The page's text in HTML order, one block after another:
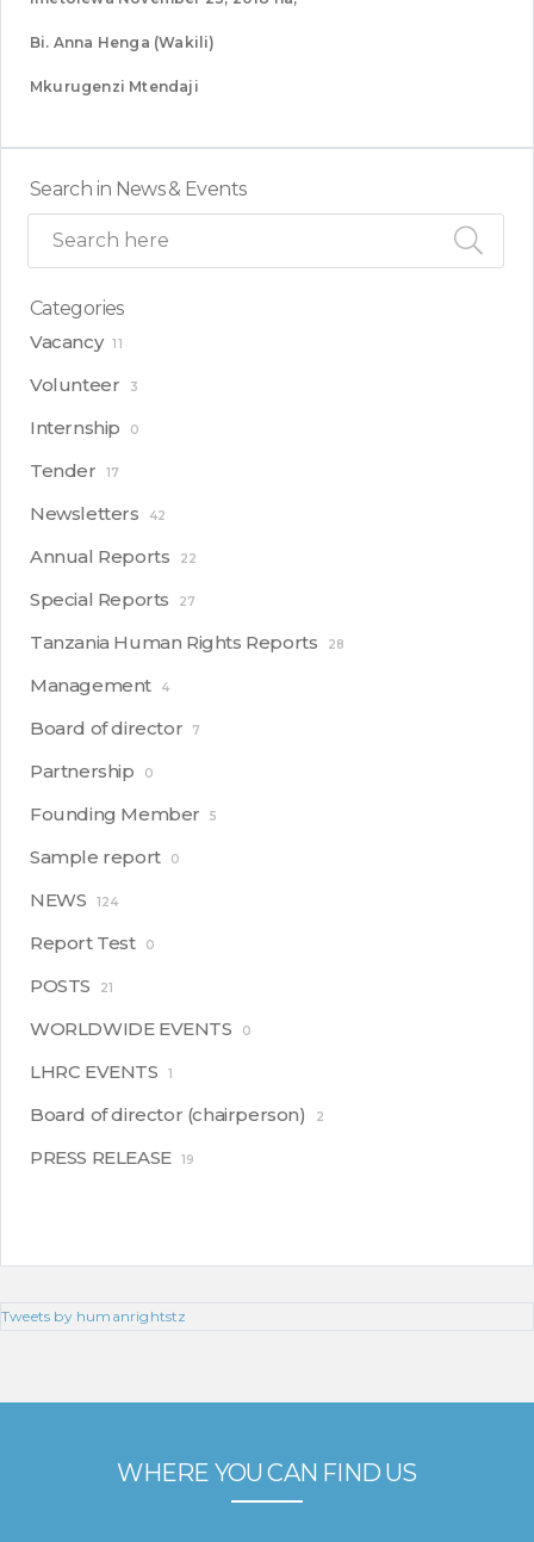
Bi. Anna Henga (Wakili)
Mkurugenzi Mtendaji
Search in News & Events
Categories
Vacancy 11
Volunteer 3
Internship 0
Tender 17
Newsletters 42
Annual Reports 22
Special Reports 27
Tanzania Human Rights Reports 28
Management 4
Board of director 7
Partnership 0
Founding Member 5
Sample report 0
NEWS 124
Report Test 0
POSTS 21
WORLDWIDE EVENTS 0
LHRC EVENTS 1
Board of director (chairperson) 2
PRESS RELEASE 19
Tweets by humanrightstz
WHERE YOU CAN FIND US